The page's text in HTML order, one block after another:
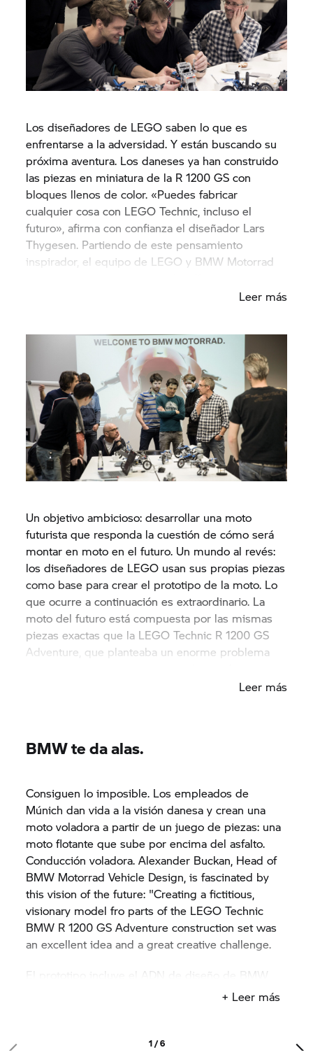
Los diseñadores de LEGO saben lo que es
enfrentarse a la adversidad. Y están buscando su
próxima aventura. Los daneses ya han construido
las piezas en miniatura de la R 1200 GS con
bloques llenos de color. «Puedes fabricar
cualquier cosa con LEGO Technic, incluso el
futuro», afirma con confianza el diseñador Lars
Thygesen. Partiendo de este pensamiento
inspirador, el equipo de LEGO y BMW Motorrad
Leer más
Un objetivo ambicioso: desarrollar una moto
futurista que responda la cuestión de cómo será
montar en moto en el futuro. Un mundo al revés:
los diseñadores de LEGO usan sus propias piezas
como base para crear el prototipo de la moto. Lo
que ocurre a continuación es extraordinario. La
moto del futuro está compuesta por las mismas
piezas exactas que la LEGO Technic R 1200 GS
Adventure, que planteaba un enorme problema
Leer más
BMW te da alas.
Consiguen lo imposible. Los empleados de
Múnich dan vida a la visión danesa y crean una
moto voladora a partir de un juego de piezas: una
moto flotante que sube por encima del asfalto.
Conducción voladora. Alexander Buckan, Head of
BMW Motorrad Vehicle Design, is fascinated by
this vision of the future: "Creating a fictitious,
visionary model fro parts of the LEGO Technic
BMW R 1200 GS Adventure construction set was
an excellent idea and a great creative challenge.
El prototipo incluye el ADN de diseño de BMW
Motorrad, con elementos típicos como el motor
diseño de LEGO Technic.» Ve a todas partes y
+ Leer más
1 / 6